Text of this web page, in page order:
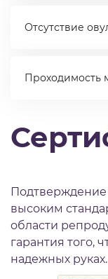
Отсутствие
Проходимость
Подтверждение
высоким
области
гарантия того,
надежных руках.